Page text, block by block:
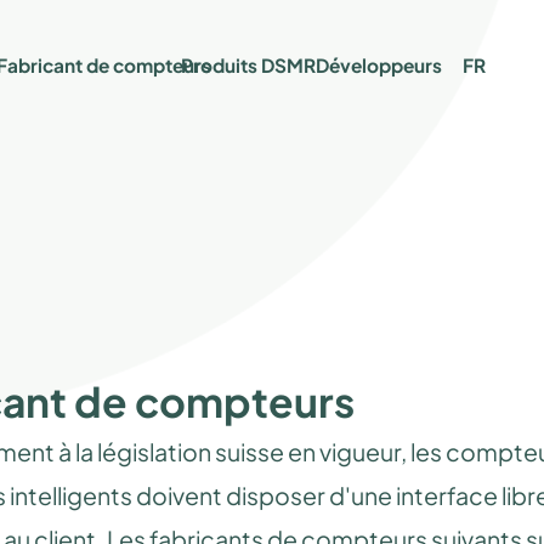
de compteursProduits DSMRDéveloppeurs FR
de compteurs
à la législation suisse en vigueur, les
intelligents doivent disposer d'une interface